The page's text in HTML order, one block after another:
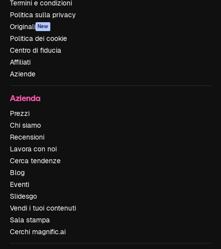
Termini e condizioni
Politica sulla privacy
Originali New
Politica dei cookie
Centro di fiducia
Affiliati
Aziende
Azienda
Prezzi
Chi siamo
Recensioni
Lavora con noi
Cerca tendenze
Blog
Eventi
Slidesgo
Vendi i tuoi contenuti
Sala stampa
Cerchi magnific.ai